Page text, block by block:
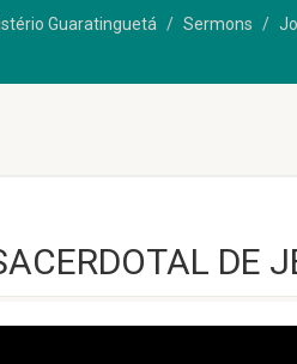
Guaratinguetá Sermons
DE